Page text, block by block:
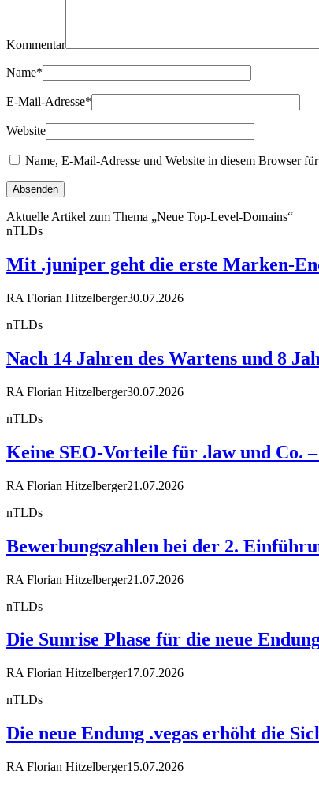
Kommentar
Name*
E-Mail-Adresse*
Website
Name, E-Mail-Adresse und Website in diesem Browser
Aktuelle Artikel zum Thema „Neue Top-Level-Domains“
nTLDs
Mit .juniper geht die erste Marken-
RA Florian Hitzelberger30.07.2026
nTLDs
Nach 14 Jahren des Wartens und 8
RA Florian Hitzelberger30.07.2026
nTLDs
Keine SEO-Vorteile für .law und Co.
RA Florian Hitzelberger21.07.2026
nTLDs
Bewerbungszahlen bei der 2.
RA Florian Hitzelberger21.07.2026
nTLDs
Die Sunrise Phase für die neue
RA Florian Hitzelberger17.07.2026
nTLDs
Die neue Endung .vegas erhöht die
RA Florian Hitzelberger15.07.2026